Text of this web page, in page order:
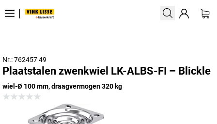
Nr.: 762457 49
Plaatstalen zwenkwiel LK-ALBS-FI – Blickle
wiel-Ø 100 mm, draagvermogen 320 kg